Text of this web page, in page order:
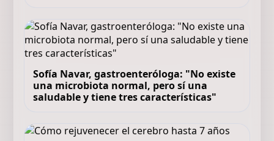
Sofía Navar, gastroenteróloga: "No existe
una microbiota normal, pero sí una
saludable y tiene tres características"